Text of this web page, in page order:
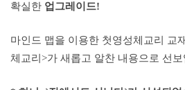
확실한 업그레이드!
마인드 맵을 이용한 첫영성체교리 교
체교리>가 새롭고 알찬 내용으로 선보